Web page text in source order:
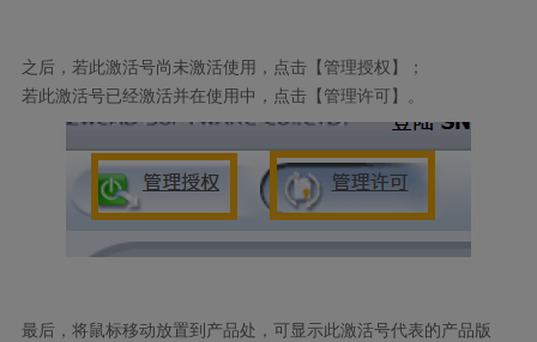
之后，若此激活号尚未激活使用，点击【管理授权】；
若此激活号已经激活并在使用中，点击【管理许可】。
最后，将鼠标移动放置到产品处，可显示此激活号代表的产品版